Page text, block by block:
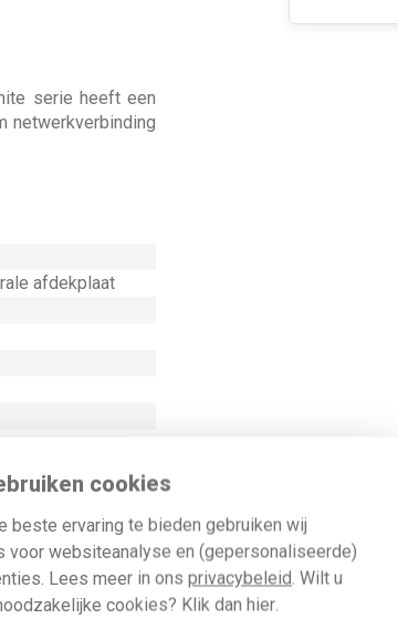
cookies
beste ervaring te bieden gebruiken wij
voor websiteanalyse en (gepersonaliseerde)
Lees meer in ons privacybeleid. Wilt u
cookies? Klik dan hier.
serie heeft een
netwerkverbinding
afdekplaat